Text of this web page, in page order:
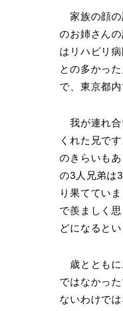
家族の顔の
のお姉さん
はリハビリ
との多かっ
で、東京都
我が連れ合
くれた兄で
のきらいも
の3人兄弟は
り果ててい
で羨ましく
どになると
歳とともに
ではなかっ
ないわけで